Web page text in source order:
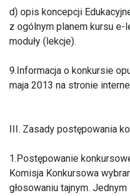
d) opis koncepcji
z ogólnym planem kursu e-
moduły (lekcje).
9.Informacja o konkursie
maja 2013 na stronie
III. Zasady postępowania
1.Postępowanie
Komisja Konkursowa
głosowaniu tajnym.